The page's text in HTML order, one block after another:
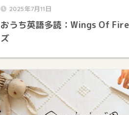
2025年7月11日
おうち英語多読：Wings Of
ズ